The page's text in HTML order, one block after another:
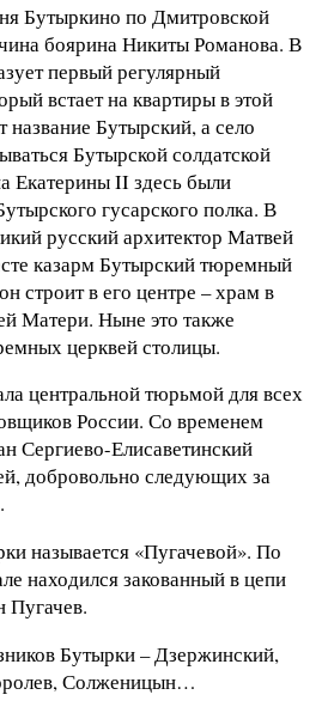
Бутыркино по Дмитровской
боярина Никиты Романова. В
первый регулярный
встает на квартиры в этой
название Бутырский, а село
Бутырской солдатской
Екатерины II здесь были
гусарского полка. В
русский архитектор Матвей
казарм Бутырский тюремный
строит в его центре – храм в
Матери. Ныне это также
церквей столицы.
центральной тюрьмой для всех
России. Со временем
Сергиево-Елисаветинский
добровольно следующих за
называется «Пугачевой». По
находился закованный в цепи
Пугачев.
Бутырки – Дзержинский,
Солженицын…